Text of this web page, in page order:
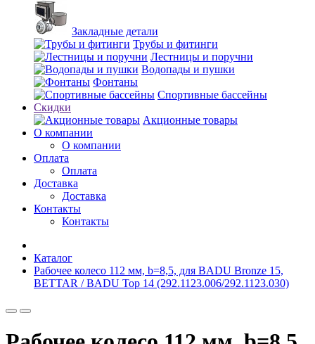
Закладные детали
Трубы и фитинги
Лестницы и поручни
Водопады и пушки
Фонтаны
Спортивные бассейны
Скидки
Акционные товары
О компании
О компании
Оплата
Оплата
Доставка
Доставка
Контакты
Контакты
Каталог
Рабочее колесо 112 мм, b=8,5, для BADU Bronze 15,
BETTAR / BADU Top 14 (292.1123.006/292.1123.030)